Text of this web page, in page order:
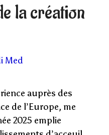
la création
Med
auprès des
de l’Europe, me
2025 emplie